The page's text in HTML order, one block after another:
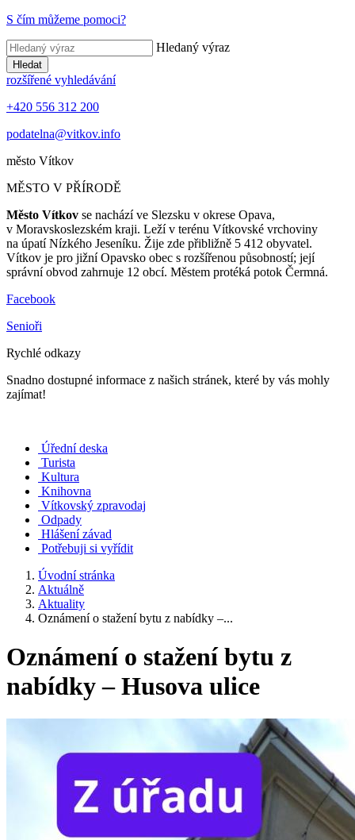
S čím můžeme pomoci?
Hledaný výraz
Hledat
rozšířené vyhledávání
+420 556 312 200
podatelna@vitkov.info
město Vítkov
MĚSTO V PŘÍRODĚ
Město Vítkov se nachází ve Slezsku v okrese Opava,
v Moravskoslezském kraji. Leží v terénu Vítkovské vrchoviny
na úpatí Nízkého Jeseníku. Žije zde přibližně 5 412 obyvatel.
Vítkov je pro jižní Opavsko obec s rozšířenou působností; její
správní obvod zahrnuje 12 obcí. Městem protéká potok Čermná.
Facebook
Senioři
Rychlé odkazy
Snadno dostupné informace z našich stránek, které by vás mohly
zajímat!
Úřední deska
Turista
Kultura
Knihovna
Vítkovský zpravodaj
Odpady
Hlášení závad
Potřebuji si vyřídit
Úvodní stránka
Aktuálně
Aktuality
Oznámení o stažení bytu z nabídky –...
Oznámení o stažení bytu z
nabídky – Husova ulice